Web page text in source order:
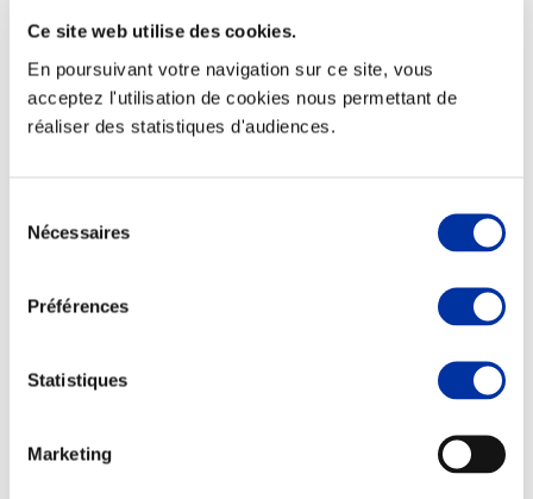
Ce site web utilise des cookies.
En poursuivant votre navigation sur ce site, vous
acceptez l'utilisation de cookies nous permettant de
réaliser des statistiques d'audiences.
Nécessaires
Préférences
Statistiques
Marketing
Elevage